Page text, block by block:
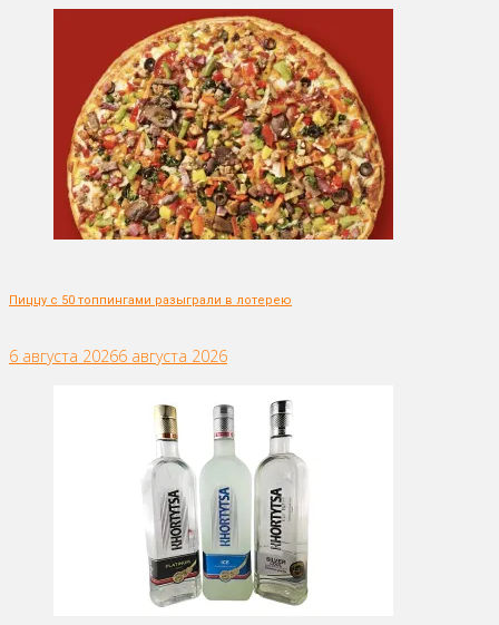
Пиццу с 50 топпингами разыграли в лотерею
6 августа 20266 августа 2026